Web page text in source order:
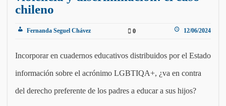
chileno
Fernanda Seguel Chávez 0 12/06/2024
Incorporar en cuadernos educativos distribuidos por el Estado
información sobre el acrónimo LGBTIQA+, ¿va en contra
del derecho preferente de los padres a educar a sus hijos?